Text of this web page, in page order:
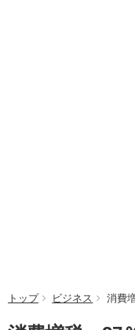
トップ ビジネス 消費